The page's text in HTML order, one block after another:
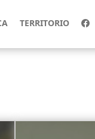
TERRITORIO